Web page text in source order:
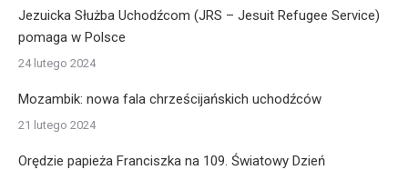
Jezuicka Służba Uchodźcom (JRS – Jesuit Refugee Service)
pomaga w Polsce
24 lutego 2024
Mozambik: nowa fala chrześcijańskich uchodźców
21 lutego 2024
Orędzie papieża Franciszka na 109. Światowy Dzień